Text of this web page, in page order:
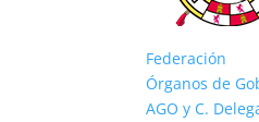
Federación
Órganos de
AGO y C.